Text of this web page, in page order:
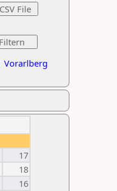
Vorarlberg
17
18
16